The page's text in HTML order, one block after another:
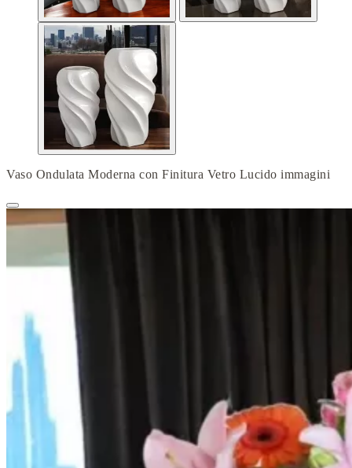
Vaso Ondulata Moderna con Finitura Vetro Lucido immagini